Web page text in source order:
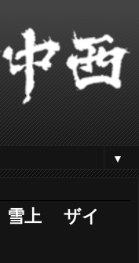
▼
雪上 ザイ